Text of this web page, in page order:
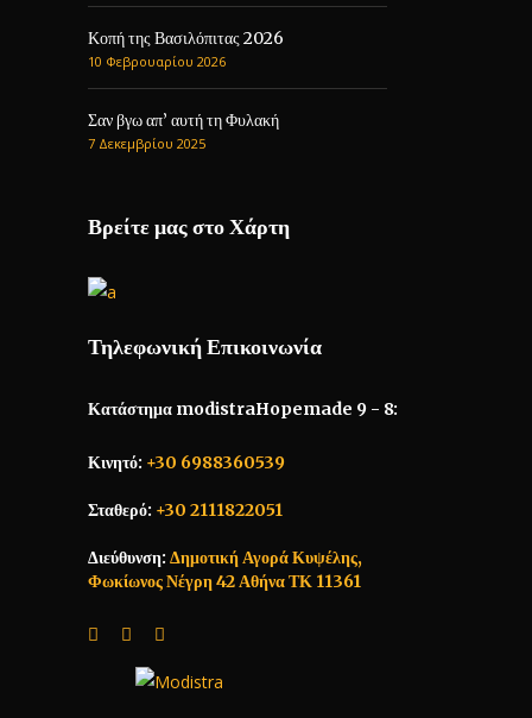
Κοπή της Βασιλόπιτας 2026
10 Φεβρουαρίου 2026
Σαν βγω απ’ αυτή τη Φυλακή
7 Δεκεμβρίου 2025
Βρείτε μας στο Χάρτη
Τηλεφωνική Επικοινωνία
Κατάστημα modistraHopemade 9 - 8:
Κινητό: +30 6988360539
Σταθερό: +30 2111822051
Διεύθυνση: Δημοτική Αγορά Κυψέλης,
Φωκίωνος Νέγρη 42 Αθήνα ΤΚ 11361